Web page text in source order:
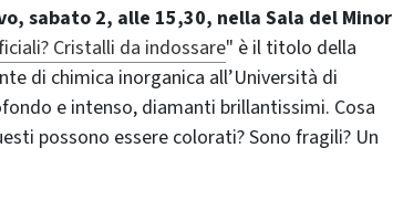
sabato 2, alle 15,30, nella Sala del Minor
Cristalli da indossare" è il titolo della
di chimica inorganica all’Università di
e intenso, diamanti brillantissimi. Cosa
possono essere colorati? Sono fragili? Un